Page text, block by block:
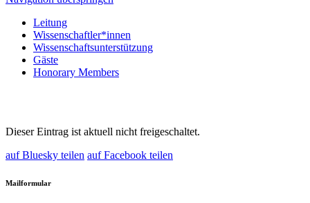
Leitung
Wissenschaftler*innen
Wissenschaftsunterstützung
Gäste
Honorary Members
Dieser Eintrag ist aktuell nicht freigeschaltet.
auf Bluesky teilen auf Facebook teilen
Mailformular